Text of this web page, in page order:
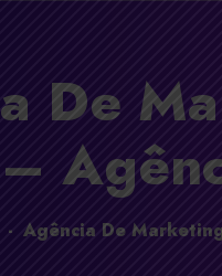
De
- Agência De